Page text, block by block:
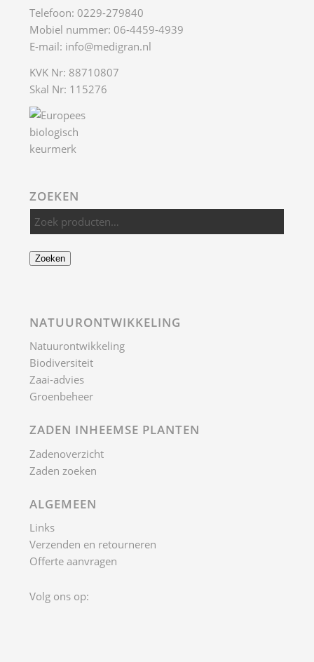
Telefoon: 0229-279840
Mobiel nummer: 06-4459-4939
E-mail: info@medigran.nl
KVK Nr: 88710807
Skal Nr: 115276
ZOEKEN
Zoeken
NATUURONTWIKKELING
Natuurontwikkeling
Biodiversiteit
Zaai-advies
Groenbeheer
ZADEN INHEEMSE PLANTEN
Zadenoverzicht
Zaden zoeken
ALGEMEEN
Links
Verzenden en retourneren
Offerte aanvragen
Volg ons op: